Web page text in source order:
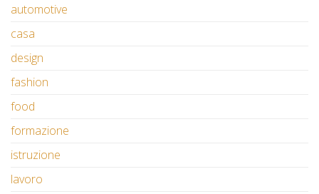
automotive
casa
design
fashion
food
formazione
istruzione
lavoro